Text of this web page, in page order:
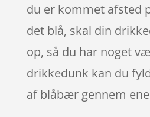
du er kommet afsted
det blå, skal din
op, så du har noget
drikkedunk kan du
af blåbær gennem